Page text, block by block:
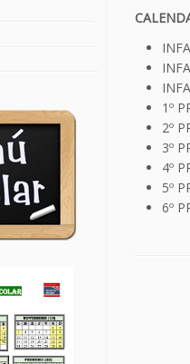
1º
2º
3º
4º
5º
6º